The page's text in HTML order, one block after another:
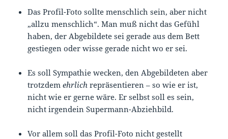
Das Profil-Foto sollte menschlich sein, aber nicht
„allzu menschlich“. Man muß nicht das Gefühl
haben, der Abgebildete sei gerade aus dem Bett
gestiegen oder wisse gerade nicht wo er sei.
Es soll Sympathie wecken, den Abgebildeten aber
trotzdemehrlich repräsentieren – so wie er ist,
nicht wie er gerne wäre. Er selbst soll es sein,
nicht irgendein Supermann-Abziehbild.
Vor allem soll das Profil-Foto nicht gestellt